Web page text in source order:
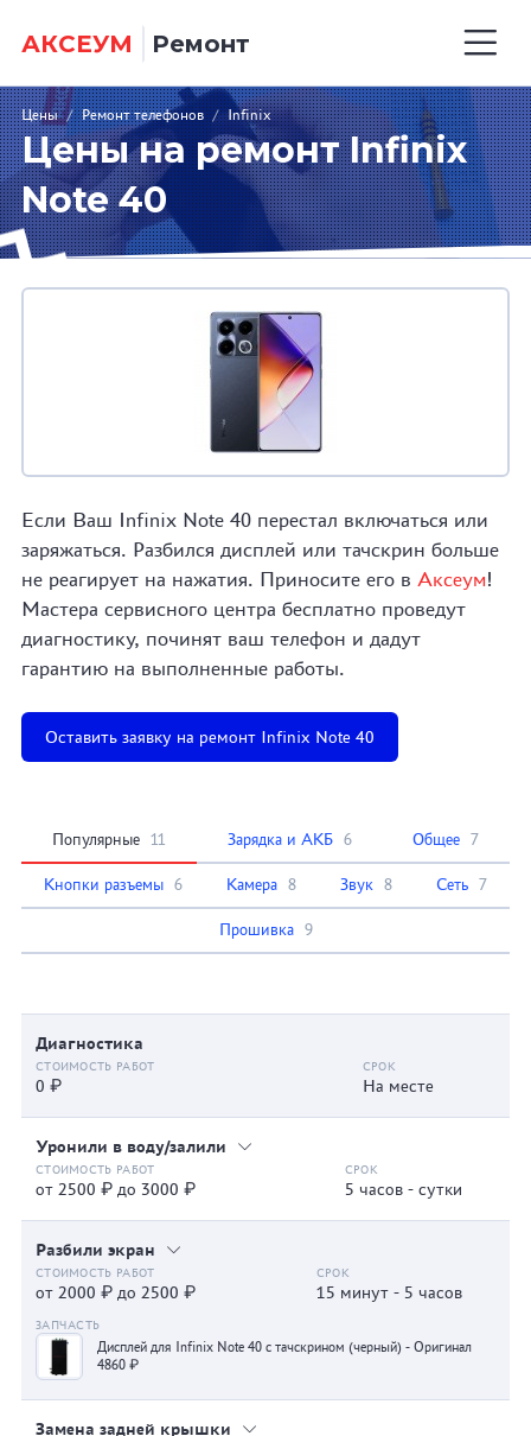
АКСЕУМ Ремонт
Цены / Ремонт телефонов / Infinix
Цены на ремонт Infinix
Note 40
Если Ваш Infinix Note 40 перестал включаться или
заряжаться. Разбился дисплей или тачскрин больше
не реагирует на нажатия. Приносите его в Аксеум!
Мастера сервисного центра бесплатно проведут
диагностику, починят ваш телефон и дадут
гарантию на выполненные работы.
Оставить заявку на ремонт Infinix Note 40
Популярные 11 Зарядка и АКБ 6 Общее 7
Кнопки разъемы 6 Камера 8 Звук 8 Сеть 7
Прошивка 9
Диагностика
0 ₽ На месте
Уронили в воду/залили
от 2500 ₽ до 3000 ₽ 5 часов - сутки
Разбили экран
от 2000 ₽ до 2500 ₽ 15 минут - 5 часов
Дисплей для Infinix Note 40 с тачскрином (черный) - Оригинал
4860 ₽
Замена задней крышки